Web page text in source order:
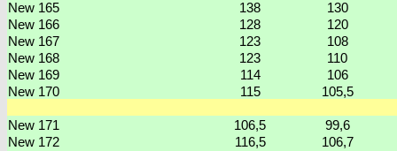
New 165
138
130
New 166
128
120
New 167
123
108
New 168
123
110
New 169
114
106
New 170
115 105,5
New 171 106,5
99,6
New 172
116,5
106,7